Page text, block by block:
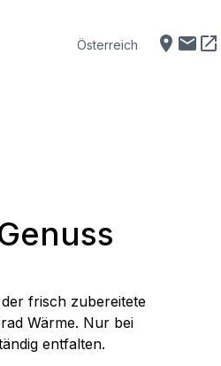
Österreich
frisch zubereitete
Wärme. Nur bei
entfalten.